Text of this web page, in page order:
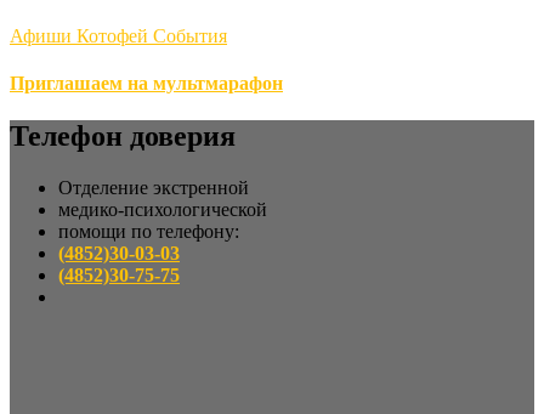
Афиши Котофей События
Приглашаем на мультмарафон
Телефон доверия
Отделение экстренной
медико-психологической
помощи по телефону:
(4852)30-03-03
(4852)30-75-75